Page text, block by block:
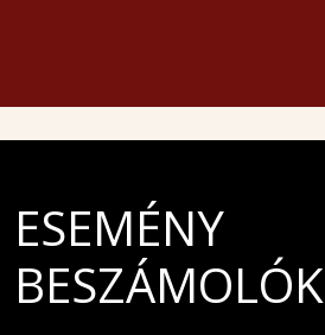
ESEMÉNY
BESZÁMOLÓK